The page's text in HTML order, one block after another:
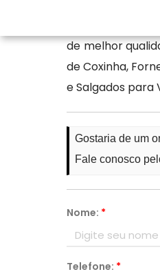
de melhor
de Coxinha,
e Salgados
Gostaria de um
Fale conosco
Nome: *
Telefone: *